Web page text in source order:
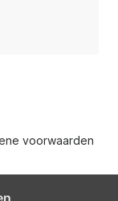
voorwaarden